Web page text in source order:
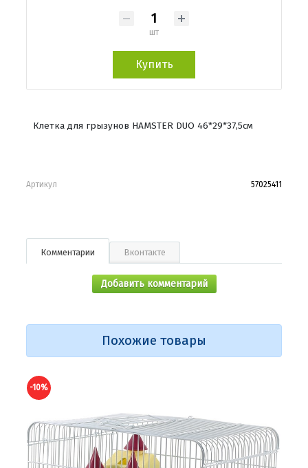
шт
Купить
Клетка для грызунов HAMSTER DUO 46*29*37,5см
Артикул 57025411
Комментарии Вконтакте
Добавить комментарий
Похожие товары
-10%